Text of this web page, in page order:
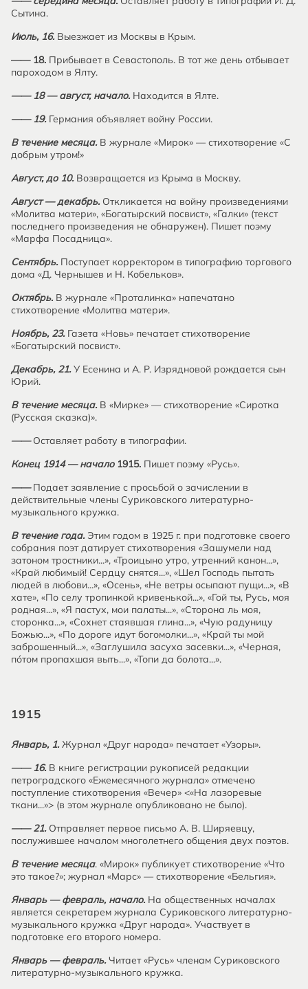
Сытина.
Июль, 16.Выезжает из Москвы в Крым.
—— 18. Прибывает в Севастополь. В тот же день отбывает
пароходом в Ялту.
—— 18 — август, начало.Находится в Ялте.
—— 19. Германия объявляет войну России.
В течение месяца. В журнале «Мирок» — стихотворение «С
добрым утром!»
Август, до 10. Возвращается из Крыма в Москву.
Август — декабрь.Откликается на войну произведениями
«Молитва матери», «Богатырский посвист», «Галки» (текст
последнего произведения не обнаружен). Пишет поэму
«Марфа Посадница».
Сентябрь.Поступает корректором в типографию торгового
дома «Д. Чернышев и Н. Кобельков».
Октябрь.В журнале «Проталинка» напечатано
стихотворение «Молитва матери».
Ноябрь, 23. Газета «Новь» печатает стихотворение
«Богатырский посвист».
Декабрь, 21.У Есенина и А. Р. Изрядновой рождается сын
Юрий.
В течение месяца. В «Мирке» — стихотворение «Сиротка
(Русская сказка)».
——Оставляет работу в типографии.
Конец 1914 — начало1915. Пишет поэму «Русь».
——Подает заявление с просьбой о зачислении в
действительные члены Суриковского литературно-
музыкального кружка.
В течение года. Этим годом в 1925 г. при подготовке своего
собрания поэт датирует стихотворения «Зашумели над
затоном тростники...», «Троицыно утро, утренний канон...»,
«Край любимый! Сердцу снятся...», «Шел Господь пытать
людей в любови...», «Осень», «Не ветры осыпают пущи...», «В
хате», «По селу тропинкой кривенькой...», «Гой ты, Русь, моя
родная...», «Я пастух, мои палаты...», «Сторона ль моя,
сторонка...», «Сохнет стаявшая глина...», «Чую радуницу
Божью...», «По дороге идут богомолки...», «Край ты мой
заброшенный...», «Заглушила засуха засевки...», «Черная,
по́том пропахшая выть...», «Топи да болота...».
1915
Январь, 1.Журнал «Друг народа» печатает «Узоры».
—— 16. В книге регистрации рукописей редакции
петроградского «Ежемесячного журнала» отмечено
поступление стихотворения «Вечер» <«На лазоревые
ткани...»> (в этом журнале опубликовано не было).
—— 21.Отправляет первое письмо А. В. Ширяевцу,
послужившее началом многолетнего общения двух поэтов.
В течение месяца. «Мирок» публикует стихотворение «Что
это такое?»; журнал «Марс» — стихотворение «Бельгия».
Январь — февраль, начало. На общественных началах
является секретарем журнала Суриковского литературно-
музыкального кружка «Друг народа». Участвует в
подготовке его второго номера.
Январь — февраль.Читает «Русь» членам Суриковского
литературно-музыкального кружка.